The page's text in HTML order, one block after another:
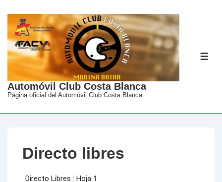
Saltar
contenido
principal
Automóvil Club Costa Blanca
Página oficial del Automóvil Club Costa Blanca
Directo libres